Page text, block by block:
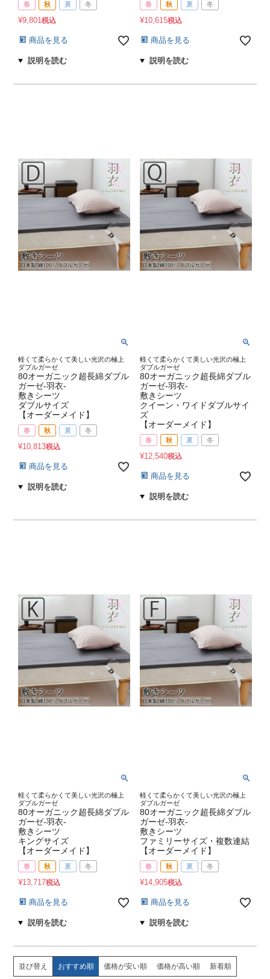
春 秋 夏 冬
¥9,801税込
商品を見る
春 秋 夏 冬
¥10,615税込
商品を見る
軽くて柔らかくて美しい光沢の極上
ダブルガーゼ
80オーガニック超長綿ダブル
ガーゼ-羽衣-
敷きシーツ
ダブルサイズ
【オーダーメイド】
春 秋 夏 冬
¥10,813税込
商品を見る
軽くて柔らかくて美しい光沢の極上
ダブルガーゼ
80オーガニック超長綿ダブル
ガーゼ-羽衣-
敷きシーツ
クイーン・ワイドダブルサイ
ズ
【オーダーメイド】
春 秋 夏 冬
¥12,540税込
商品を見る
軽くて柔らかくて美しい光沢の極上
ダブルガーゼ
80オーガニック超長綿ダブル
ガーゼ-羽衣-
敷きシーツ
キングサイズ
【オーダーメイド】
春 秋 夏 冬
¥13,717税込
商品を見る
軽くて柔らかくて美しい光沢の極上
ダブルガーゼ
80オーガニック超長綿ダブル
ガーゼ-羽衣-
敷きシーツ
ファミリーサイズ・複数連結
【オーダーメイド】
春 秋 夏 冬
¥14,905税込
商品を見る
並び替え おすすめ順 価格が安い順 価格が高い順 新着順